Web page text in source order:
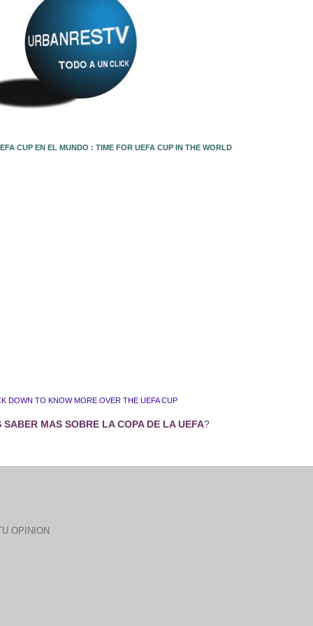
CUP EN EL MUNDO : TIME FOR UEFA CUP IN THE WORLD
DOWN TO KNOW MORE OVER THE UEFA CUP
SABER MAS SOBRE LA COPA DE LA UEFA?
OPINION